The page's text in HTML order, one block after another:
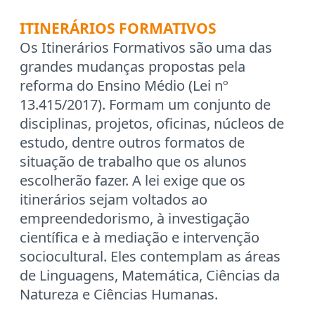
ITINERÁRIOS FORMATIVOS
Os Itinerários Formativos são uma das
grandes mudanças propostas pela
reforma do Ensino Médio (Lei nº
13.415/2017). Formam um conjunto de
disciplinas, projetos, oficinas, núcleos de
estudo, dentre outros formatos de
situação de trabalho que os alunos
escolherão fazer. A lei exige que os
itinerários sejam voltados ao
empreendedorismo, à investigação
científica e à mediação e intervenção
sociocultural. Eles contemplam as áreas
de Linguagens, Matemática, Ciências da
Natureza e Ciências Humanas.